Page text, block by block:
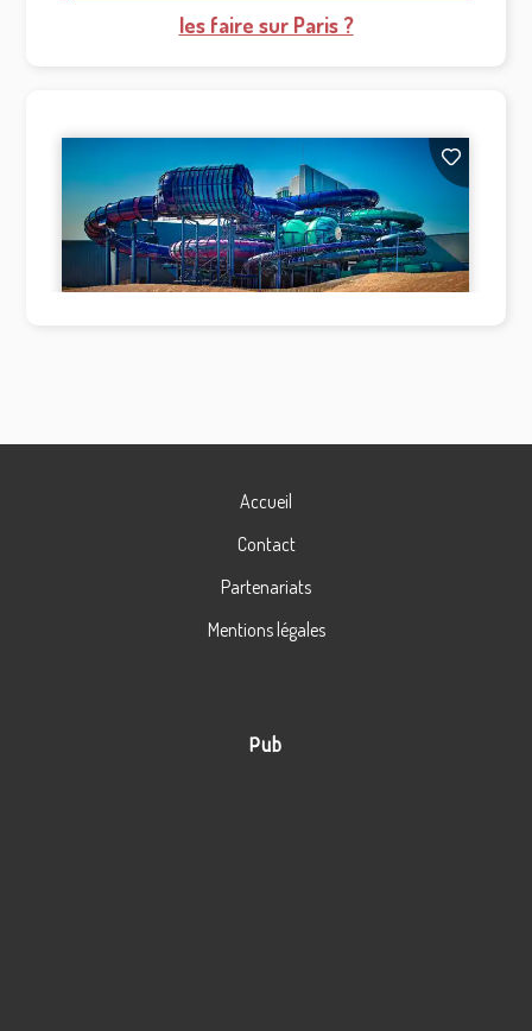
les faire sur Paris ?
Accueil
Contact
Partenariats
Mentions légales
Pub